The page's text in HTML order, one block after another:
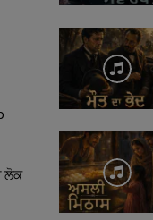
ਲੋਕ